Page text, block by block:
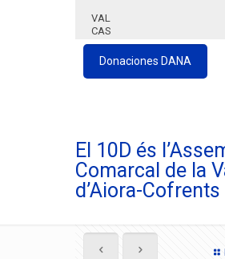
VAL
CAS
Donaciones DANA
El 10D és
Comarcal de la
d’Aiora-Cofrents